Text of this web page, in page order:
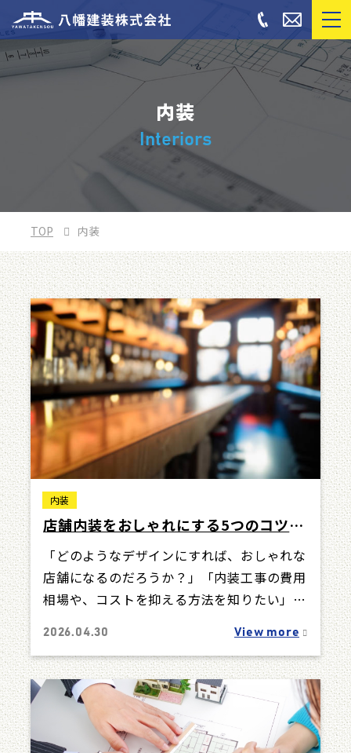
内装
Interiors
TOP 内装
内装
店舗内装をおしゃれにする5つのコツ｜
事例・費用相場・失敗しないポイント
まで解説
「どのようなデザインにすれば、おしゃれな
店舗になるのだろうか？」「内装工事の費用
相場や、コストを抑える方法を知りたい」
2026.04.30 View more